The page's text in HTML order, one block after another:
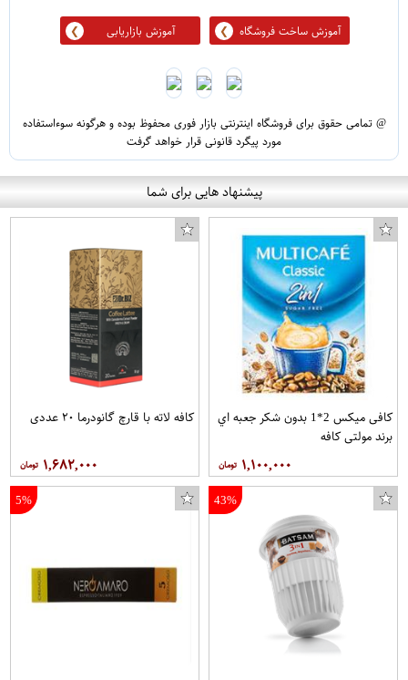
آموزش ساخت فروشگاه آموزش بازاریابی
@ تمامی حقوق برای فروشگاه اینترنتی بازار فوری محفوظ بوده و هرگونه سوءاستفاده
مورد پیگرد قانونی قرار خواهد گرفت
پیشنهاد هایی برای شما
کافی میکس 2*1 بدون شکر جعبه اي
برند مولتی کافه
۱,۱۰۰,۰۰۰
کافه لاته با قارچ گانودرما ۲۰ عددی
۱,۶۸۲,۰۰۰
43%
5%